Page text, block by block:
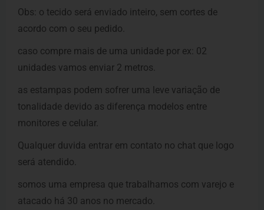
Obs: o tecido será enviado inteiro, sem cortes de
acordo com o seu pedido.
caso compre mais de uma unidade por ex: 02
unidades vamos enviar 2 metros.
as estampas podem sofrer uma leve variação de
tonalidade devido as diferença modelos entre
monitores e celular.
Qualquer duvida entrar em contato no chat que logo
será atendido.
somos uma empresa que trabalhamos com varejo e
atacado há 30 anos no mercado.